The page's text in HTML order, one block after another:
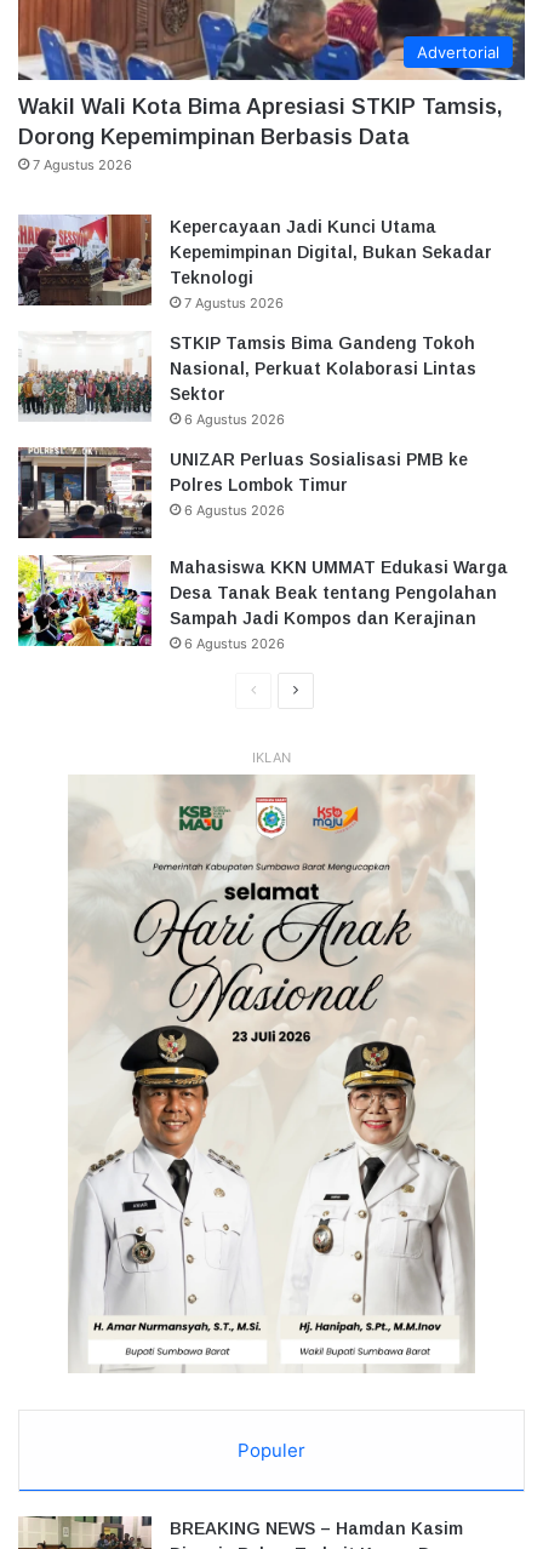
Advertorial
Wakil Wali Kota Bima Apresiasi STKIP Tamsis,
Dorong Kepemimpinan Berbasis Data
7 Agustus 2026
Kepercayaan Jadi Kunci Utama
Kepemimpinan Digital, Bukan Sekadar
Teknologi
7 Agustus 2026
STKIP Tamsis Bima Gandeng Tokoh
Nasional, Perkuat Kolaborasi Lintas
Sektor
6 Agustus 2026
UNIZAR Perluas Sosialisasi PMB ke
Polres Lombok Timur
6 Agustus 2026
Mahasiswa KKN UMMAT Edukasi Warga
Desa Tanak Beak tentang Pengolahan
Sampah Jadi Kompos dan Kerajinan
6 Agustus 2026
HalamanHalaman
IKLAN
Populer
BREAKING NEWS – Hamdan Kasim